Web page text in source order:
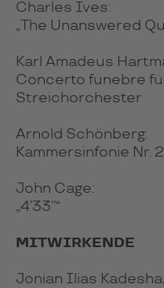
Charles Ives:
„The Unanswered
Karl Amadeus
Concerto funebre
Streichorchester
Arnold Schönberg:
Kammersinfonie Nr.
John Cage:
„4’33’’“
MITWIRKENDE
Jonian Ilias